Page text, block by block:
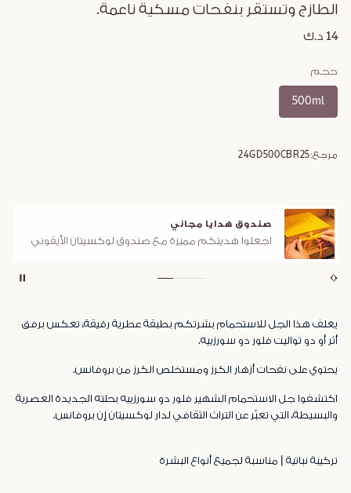
الطازج وتستقر بنفحات مسكية ناعمة.
14 د.ك
حجم
500ml
مرجع:24GD500CBR25
صندوق هدايا مجاني
اجعلوا هديتكم مميزة مع صندوق لوكسيتان الأيقوني
يغلف هذا الجل للاستحمام بشرتكم بطبقة عطرية رقيقة، تعكس برفق
أثر أو دو تواليت فلور دو سورزييه.
يحتوي على نفحات أزهار الكرز ومستخلص الكرز من بروفانس.
اكتشفوا جل الاستحمام الشهير فلور دو سورزييه بحلته الجديدة العصرية
والبسيطة، التي تعبّر عن التراث الثقافي لدار لوكسيتان إن بروفانس.
تركيبة نباتية | مناسبة لجميع أنواع البشرة